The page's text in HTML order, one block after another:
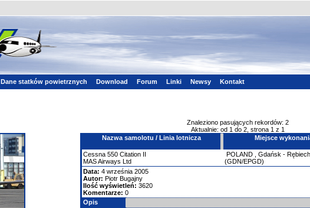
Dane statków powietrznych Download Forum Linki Newsy Kontakt
Znaleziono pasujących rekordów: 2
Aktualnie: od 1 do 2, strona 1 z 1
Nazwa samolotu / Linia lotnicza Miejsce
Cessna 550 Citation II
MAS Airways Ltd
POLAND
Gdańsk -
(GDN/EPGD)
Data: 4 września 2005
Autor: Piotr Bugajny
Ilość wyświetleń: 3620
Komentarze: 0
Opis